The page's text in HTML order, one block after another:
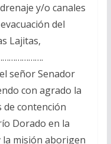
y/o canales
del
Lajitas,
señor Senador
con agrado la
de contención
Dorado en la
la misión aborigen